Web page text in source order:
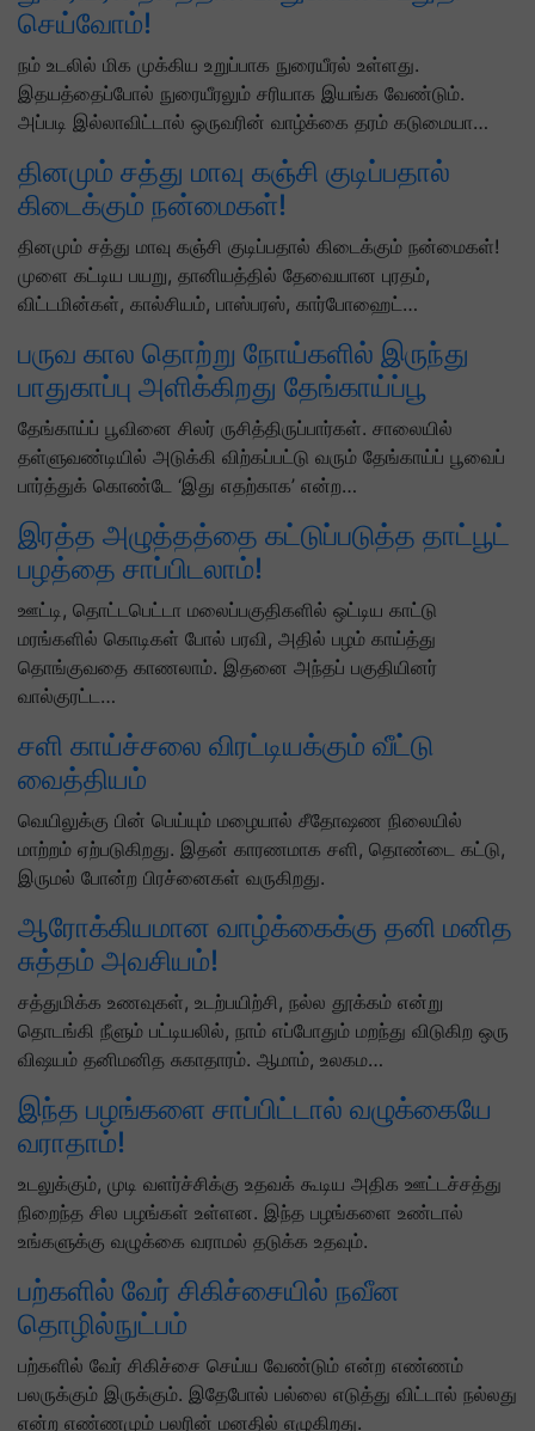
செய்வோம்!
நம் உடலில் மிக முக்கிய உறுப்பாக நுரையீரல் உள்ளது.
இதயத்தைப்போல் நுரையீரலும் சரியாக இயங்க வேண்டும்.
அப்படி இல்லாவிட்டால் ஒருவரின் வாழ்க்கை தரம் கடுமையா…
தினமும் சத்து மாவு கஞ்சி குடிப்பதால்
கிடைக்கும் நன்மைகள்!
தினமும் சத்து மாவு கஞ்சி குடிப்பதால் கிடைக்கும் நன்மைகள்!
முளை கட்டிய பயறு, தானியத்தில் தேவையான புரதம்,
விட்டமின்கள், கால்சியம், பாஸ்பரஸ், கார்போஹைட்…
பருவ கால தொற்று நோய்களில் இருந்து
பாதுகாப்பு அளிக்கிறது தேங்காய்ப்பூ
தேங்காய்ப் பூவினை சிலர் ருசித்திருப்பார்கள். சாலையில்
தள்ளுவண்டியில் அடுக்கி விற்கப்பட்டு வரும் தேங்காய்ப் பூவைப்
பார்த்துக் கொண்டே ‘இது எதற்காக’ என்ற…
இரத்த அழுத்தத்தை கட்டுப்படுத்த தாட்பூட்
பழத்தை சாப்பிடலாம்!
ஊட்டி, தொட்டபெட்டா மலைப்பகுதிகளில் ஒட்டிய காட்டு
மரங்களில் கொடிகள் போல் பரவி, அதில் பழம் காய்த்து
தொங்குவதை காணலாம். இதனை அந்தப் பகுதியினர்
வால்குரட்ட…
சளி காய்ச்சலை விரட்டியக்கும் வீட்டு
வைத்தியம்
வெயிலுக்கு பின் பெய்யும் மழையால் சீதோஷண நிலையில்
மாற்றம் ஏற்படுகிறது. இதன் காரணமாக சளி, தொண்டை கட்டு,
இருமல் போன்ற பிரச்னைகள் வருகிறது.
ஆரோக்கியமான வாழ்க்கைக்கு தனி மனித
சுத்தம் அவசியம்!
சத்துமிக்க உணவுகள், உடற்பயிற்சி, நல்ல தூக்கம் என்று
தொடங்கி நீளும் பட்டியலில், நாம் எப்போதும் மறந்து விடுகிற ஒரு
விஷயம் தனிமனித சுகாதாரம். ஆமாம், உலகம…
இந்த பழங்களை சாப்பிட்டால் வழுக்கையே
வராதாம்!
உடலுக்கும், முடி வளர்ச்சிக்கு உதவக் கூடிய அதிக ஊட்டச்சத்து
நிறைந்த சில பழங்கள் உள்ளன. இந்த பழங்களை உண்டால்
உங்களுக்கு வழுக்கை வராமல் தடுக்க உதவும்.
பற்களில் வேர் சிகிச்சையில் நவீன
தொழில்நுட்பம்
பற்களில் வேர் சிகிச்சை செய்ய வேண்டும் என்ற எண்ணம்
பலருக்கும் இருக்கும். இதேபோல் பல்லை எடுத்து விட்டால் நல்லது
என்ற எண்ணமும் பலரின் மனதில் எழுகிறது.